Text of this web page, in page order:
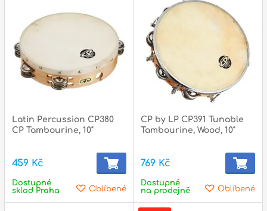
Latin Percussion CP380
CP Tambourine, 10"
459 Kč
Oblíbené
Dostupné
sklad Praha
CP by LP CP391 Tunable
Tambourine, Wood, 10"
769 Kč
Oblíbené
Dostupné
na prodejně